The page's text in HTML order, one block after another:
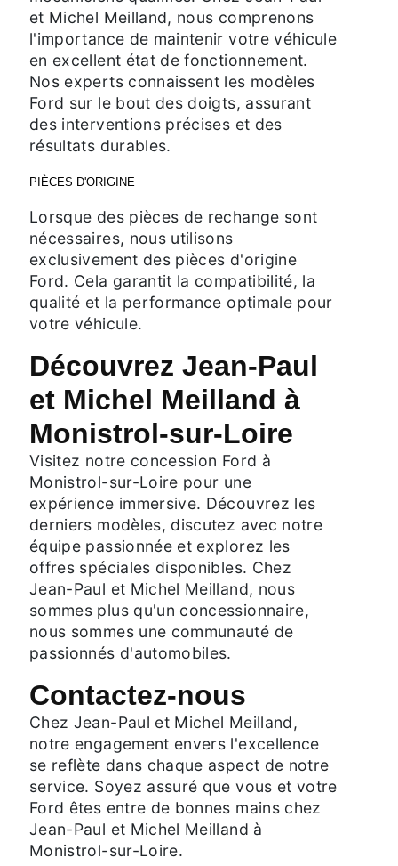
et Michel Meilland, nous comprenons
l'importance de maintenir votre véhicule
en excellent état de fonctionnement.
Nos experts connaissent les modèles
Ford sur le bout des doigts, assurant
des interventions précises et des
résultats durables.
PIÈCES D'ORIGINE
Lorsque des pièces de rechange sont
nécessaires, nous utilisons
exclusivement des pièces d'origine
Ford. Cela garantit la compatibilité, la
qualité et la performance optimale pour
votre véhicule.
Découvrez Jean-Paul
et Michel Meilland à
Monistrol-sur-Loire
Visitez notre concession Ford à
Monistrol-sur-Loire pour une
expérience immersive. Découvrez les
derniers modèles, discutez avec notre
équipe passionnée et explorez les
offres spéciales disponibles. Chez
Jean-Paul et Michel Meilland, nous
sommes plus qu'un concessionnaire,
nous sommes une communauté de
passionnés d'automobiles.
Contactez-nous
Chez Jean-Paul et Michel Meilland,
notre engagement envers l'excellence
se reflète dans chaque aspect de notre
service. Soyez assuré que vous et votre
Ford êtes entre de bonnes mains chez
Jean-Paul et Michel Meilland à
Monistrol-sur-Loire.